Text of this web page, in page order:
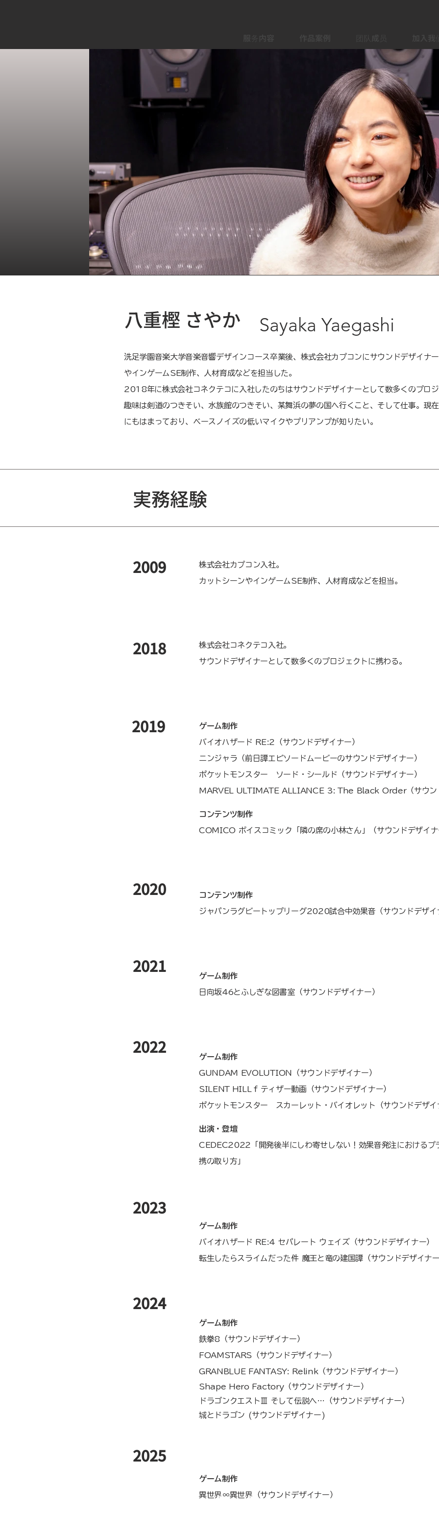
八重樫 さやか Sayaka Yaegashi
洗足学園音楽大学音楽音響デザインコース卒業後、株式会社カプコンにサウンドデザイナ
やインゲームSE制作、人材育成などを担当した。
2018年に株式会社コネクテコに入社したのちはサウンドデザイナーとして数多くのプロ
趣味は剣道のつきそい、水族館のつきそい、某舞浜の夢の国へ行くこと、そして仕事。現
にもはまっており、ベースノイズの低いマイクやプリアンプが知りたい。
実務経験
​2009
​2018
​2019
​2020
​2021
​2022
​2023
​2024
​2025
株式会社カプコン入社。
カットシーンやインゲームSE制作、人材育成などを担当。
株式会社コネクテコ入社。​​​
サウンドデザイナーとして数多くのプロジェクトに携わる。​​
ゲーム制作
バイオハザード RE:2（サウンドデザイナー）
ニンジャラ（前日譚エピソードムービーのサウンドデザイナー）
ポケットモンスター ソード・シールド（サウンドデザイナー）
MARVEL ULTIMATE ALLIANCE 3: The Black Order（サウン
コンテンツ制作
COMICO ボイスコミック「隣の席の小林さん」（サウンドデザイ
コンテンツ制作
ジャパンラグビートップリーグ2020試合中効果音（サウンドデザイ
ゲーム制作
日向坂46とふしぎな図書室（サウンドデザイナー）
ゲーム制作​
GUNDAM EVOLUTION（サウンドデザイナー）
SILENT HILL f ティザー動画（サウンドデザイナー）
ポケットモンスター スカーレット・バイオレット（サウンドデザイ
​出演・登壇​​
CEDEC2022「開発後半にしわ寄せしない！効果音発注におけるプ
携の取り方」
ゲーム制作
バイオハザード RE:4 セパレート ウェイズ（サウンドデザイナー）
転生したらスライムだった件 魔王と竜の建国譚（サウンドデザイナ
ゲーム制作
鉄拳8（サウンドデザイナー）
FOAMSTARS（サウンドデザイナー）
GRANBLUE FANTASY: Relink（サウンドデザイナー）
Shape Hero Factory（サウンドデザイナー）
ドラゴンクエストⅢ そして伝説へ…（サウンドデザイナー）
城とドラゴン (サウンドデザイナー)
ゲーム制作
異世界∞異世界（サウンドデザイナー）